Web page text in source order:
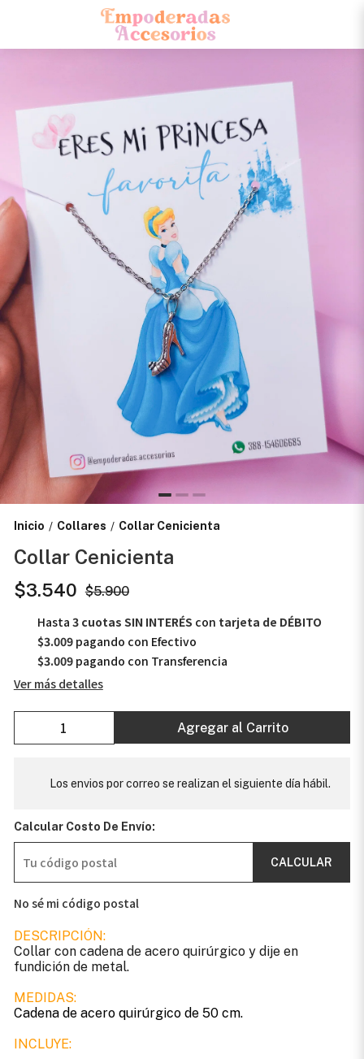
Inicio / Collares / Collar Cenicienta
Collar Cenicienta
$3.540 $5.900
Hasta 3 cuotas SIN INTERÉS con tarjeta de DÉBITO
$3.009pagando con Efectivo
$3.009pagando con Transferencia
Ver más detalles
Agregar al Carrito
Los envios por correo se realizan el siguiente día hábil.
Calcular Costo De Envío:
CALCULAR
No sé mi código postal
DESCRIPCIÓN:
Collar con cadena de acero quirúrgico y dije en
fundición de metal.
MEDIDAS:
Cadena de acero quirúrgico de 50 cm.
INCLUYE: